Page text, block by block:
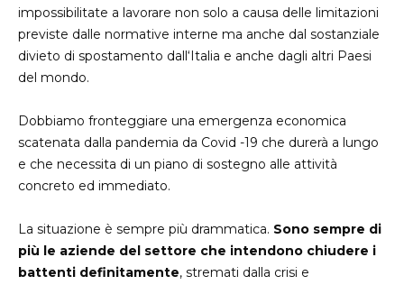
impossibilitate a lavorare non solo a causa delle limitazioni
previste dalle normative interne ma anche dal sostanziale
divieto di spostamento dall‘Italia e anche dagli altri Paesi
del mondo.
Dobbiamo fronteggiare una emergenza economica
scatenata dalla pandemia da Covid -19 che durerà a lungo
e che necessita di un piano di sostegno alle attività
concreto ed immediato.
La situazione è sempre più drammatica. Sono sempre di
più le aziende del settore che intendono chiudere i
battenti definitamente, stremati dalla crisi e